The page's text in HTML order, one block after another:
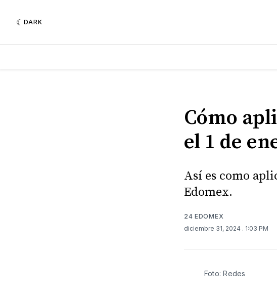
DARK
Cómo
el 1 de
Así es como
Edomex.
24 EDOMEX
diciembre 31, 2024 . 1:03 PM
Foto: Redes